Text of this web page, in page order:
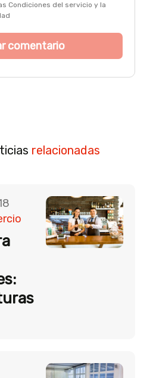
Condiciones del servicio y la
relacionadas